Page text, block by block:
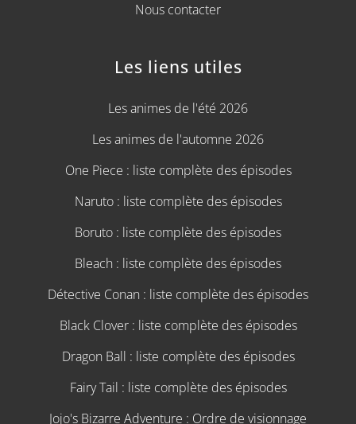
Nous contacter
Les liens utiles
Les animes de l'été 2026
Les animes de l'automne 2026
One Piece : liste complète des épisodes
Naruto : liste complète des épisodes
Boruto : liste complète des épisodes
Bleach : liste complète des épisodes
Détective Conan : liste complète des épisodes
Black Clover : liste complète des épisodes
Dragon Ball : liste complète des épisodes
Fairy Tail : liste complète des épisodes
Jojo's Bizarre Adventure : Ordre de visionnage